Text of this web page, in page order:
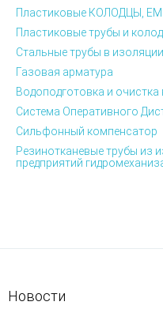
Пластиковые КОЛОДЦЫ,
Пластиковые трубы и
Стальные трубы в
Газовая арматура
Водоподготовка и очистка
Система Оперативного
Сильфонный компенсатор
Резинотканевые трубы из
предприятий
Новости